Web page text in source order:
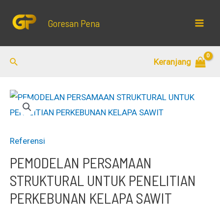
Goresan Pena
Cari Keranjang
Referensi
PEMODELAN PERSAMAAN
STRUKTURAL UNTUK PENELITIAN
PERKEBUNAN KELAPA SAWIT